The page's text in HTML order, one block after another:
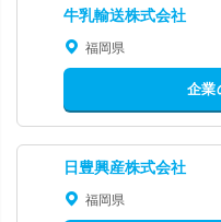
牛乳輸送株式会社
福岡県
企業
日豊興産株式会社
福岡県